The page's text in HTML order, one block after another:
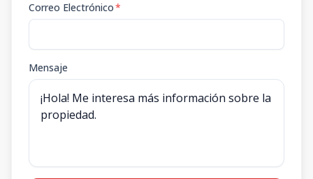
Correo Electrónico*
Mensaje